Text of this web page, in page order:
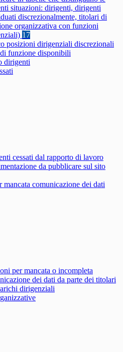
situazioni: dirigenti, dirigenti
discrezionalmente, titolari di
organizzativa con funzioni
17
posizioni dirigenziali discrezionali
funzione disponibili
dirigenti
cessati dal rapporto di lavoro
da pubblicare sul sito
mancata comunicazione dei dati
per mancata o incompleta
dei dati da parte dei titolari
dirigenziali